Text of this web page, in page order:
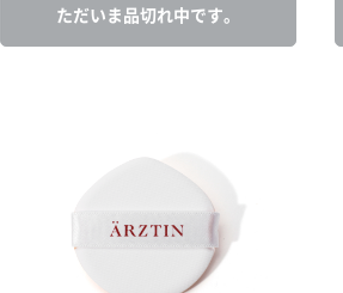
ただいま品切れ中です。